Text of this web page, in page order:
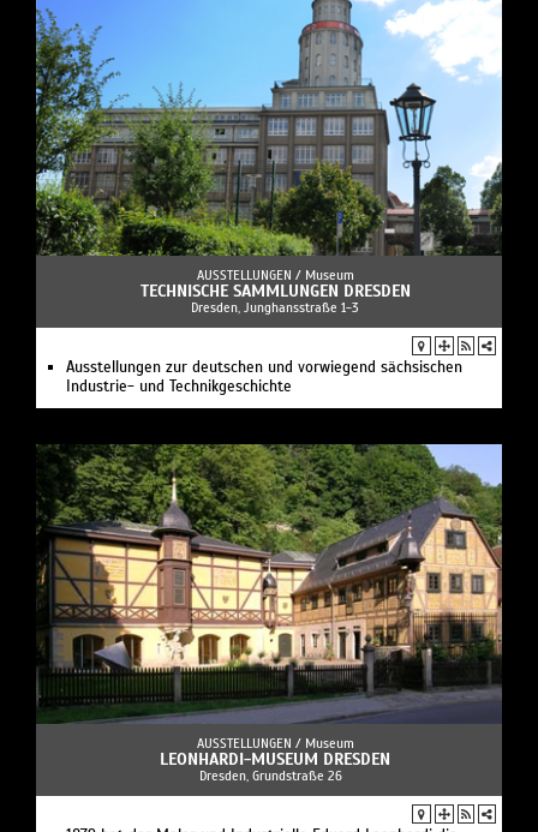
AUSSTELLUNGEN / Museum
TECHNISCHE SAMMLUNGEN DRESDEN
Dresden, Junghansstraße 1-3
Ausstellungen zur deutschen und vorwiegend sächsischen
Industrie- und Technikgeschichte
AUSSTELLUNGEN / Museum
LEONHARDI-MUSEUM DRESDEN
Dresden, Grundstraße 26